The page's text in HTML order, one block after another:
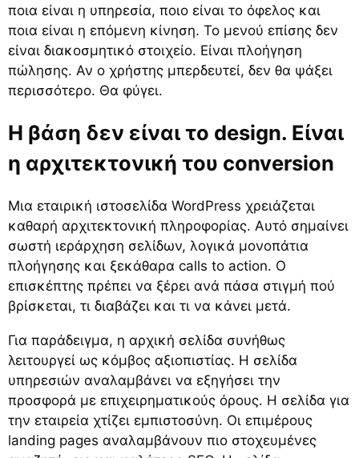
ποια είναι η υπηρεσία, ποιο είναι το όφελος και
ποια είναι η επόμενη κίνηση. Το μενού επίσης δεν
είναι διακοσμητικό στοιχείο. Είναι πλοήγηση
πώλησης. Αν ο χρήστης μπερδευτεί, δεν θα ψάξει
περισσότερο. Θα φύγει.
Η βάση δεν είναι το design. Είναι
η αρχιτεκτονική του conversion
Μια εταιρική ιστοσελίδα WordPress χρειάζεται
καθαρή αρχιτεκτονική πληροφορίας. Αυτό σημαίνει
σωστή ιεράρχηση σελίδων, λογικά μονοπάτια
πλοήγησης και ξεκάθαρα calls to action. Ο
επισκέπτης πρέπει να ξέρει ανά πάσα στιγμή πού
βρίσκεται, τι διαβάζει και τι να κάνει μετά.
Για παράδειγμα, η αρχική σελίδα συνήθως
λειτουργεί ως κόμβος αξιοπιστίας. Η σελίδα
υπηρεσιών αναλαμβάνει να εξηγήσει την
προσφορά με επιχειρηματικούς όρους. Η σελίδα για
την εταιρεία χτίζει εμπιστοσύνη. Οι επιμέρους
landing pages αναλαμβάνουν πιο στοχευμένες